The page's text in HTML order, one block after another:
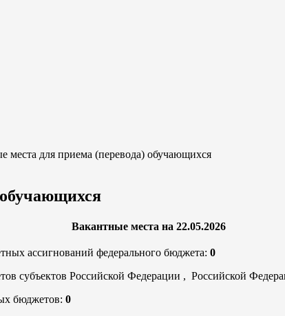
места для приема (перевода) обучающихся
Вакантные места на 22.05.2026
ассигнований федерального бюджета: 0
субъектов Российской Федерации , Российской
бюджетов: 0